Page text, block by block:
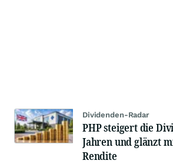
Dividenden-Radar
PHP steigert die
Jahren und glänzt
Rendite